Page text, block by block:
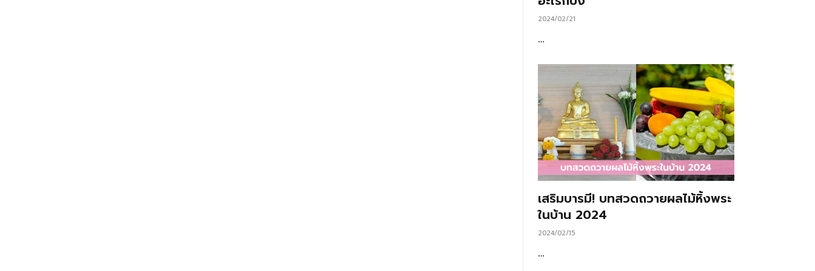
2024/02/21
…
เสริมบารมี! บทสวดถวายผลไม้หิ้งพระ
ในบ้าน 2024
2024/02/15
…